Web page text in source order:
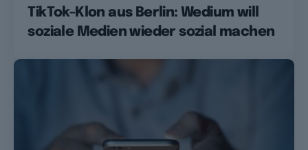
TikTok-Klon aus Berlin: Wedium will
soziale Medien wieder sozial machen